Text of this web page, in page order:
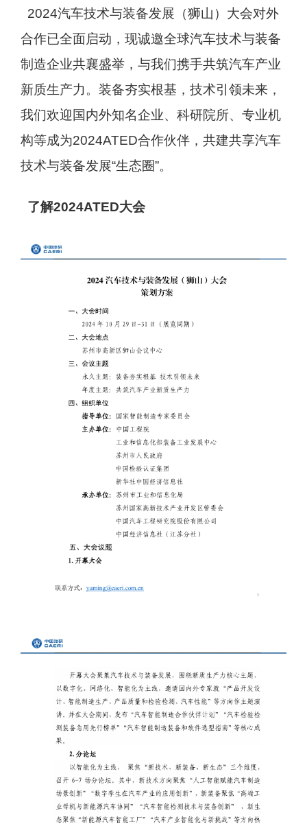
2024汽车技术与装备发展（狮山）大会对外
合作已全面启动，现诚邀全球汽车技术与装备
制造企业共襄盛举，与我们携手共筑汽车产业
新质生产力。装备夯实根基，技术引领未来，
我们欢迎国内外知名企业、科研院所、专业机
构等成为2024ATED合作伙伴，共建共享汽车
技术与装备发展“生态圈”。
了解2024ATED大会